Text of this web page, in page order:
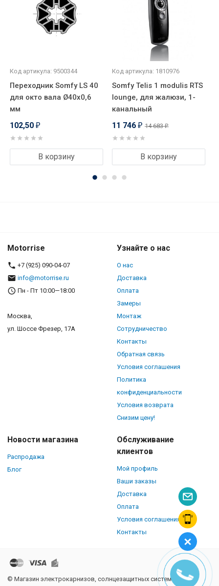
Код артикула: 9500344
Переходник Somfy LS 40
для окто вала Ø40х0,6
мм
102,50 ₽
В корзину
Код артикула: 1810976
Somfy Telis 1 modulis RTS
lounge, для жалюзи, 1-
канальный
11 746 ₽ 14 683₽
В корзину
Motorrise
+7 (925) 090-04-07
info@motorrise.ru
Пн - Пт 10:00—18:00
Москва,
ул. Шоссе Фрезер, 17А
Узнайте о нас
О нас
Доставка
Оплата
Замеры
Монтаж
Сотрудничество
Контакты
Обратная связь
Условия соглашения
Политика
конфиденциальности
Условия возврата
Снизим цену!
Новости магазина
Распродажа
Блог
Обслуживание
клиентов
Мой профиль
Ваши заказы
Доставка
Оплата
Условия соглашения
Контакты
© Магазин электрокарнизов, солнцезащитных систем и